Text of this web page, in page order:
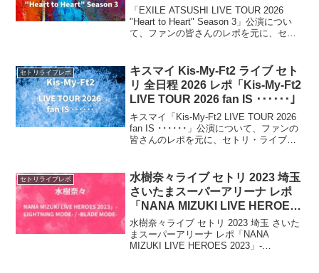
“Heart to Heart” Season 3」
「EXILE ATSUSHI LIVE TOUR 2026
"Heart to Heart" Season 3」公演につい
て、ファンの皆さんのレポを元に、セト
として、全国8都市・全10公演を予定。
セトリライブレポ
キスマイ Kis-My-Ft2 ライブ セト
リ 全日程 2026 レポ「Kis-My-Ft2
LIVE TOUR 2026 fan IS ･･････」
キスマイ「Kis-My-Ft2 LIVE TOUR 2026
fan IS ･･････」公演について、ファンの
皆さんのレポを元に、セトリ・ライブレ
を皮切りに、宮城・福岡・大阪などを回
ります。
セトリライブレポ
水樹奈々ライブ セトリ 2023 埼玉
さいたまスーパーアリーナ レポ
「NANA MIZUKI LIVE HEROES
2023」-LIGHTNING MODE- / -
BLADE MODE-
水樹奈々ライブ セトリ 2023 埼玉 さいた
まスーパーアリーナ レポ「NANA
MIZUKI LIVE HEROES 2023」-